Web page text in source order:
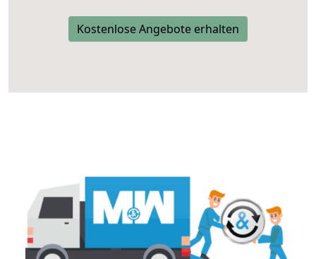
Kostenlose Angebote erhalten